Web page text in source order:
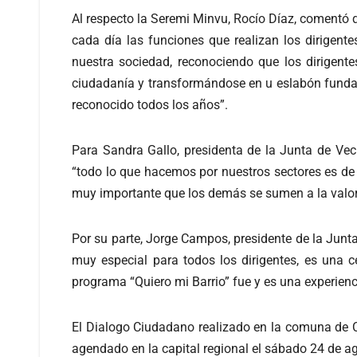
Al respecto la Seremi Minvu, Rocío Díaz,
cada día las funciones que realizan los
nuestra sociedad, reconociendo que los
ciudadanía y transformándose en u eslabón
reconocido todos los años”.
Para Sandra Gallo, presidenta de la Junta de
“todo lo que hacemos por nuestros sectores es
muy importante que los demás se sumen a la
Por su parte, Jorge Campos, presidente de la
muy especial para todos los dirigentes, es una
programa “Quiero mi Barrio” fue y es una
El Dialogo Ciudadano realizado en la comuna
agendado en la capital regional el sábado 24 de